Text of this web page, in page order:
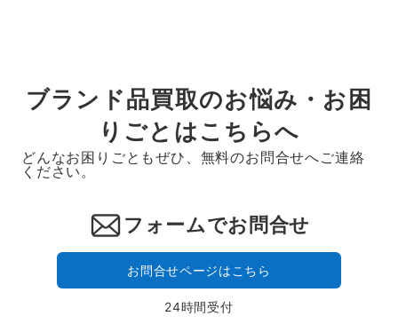
ブランド品買取のお悩み・お困
りごとはこちらへ
どんなお困りごともぜひ、無料のお問合せへご連絡
ください。
フォームでお問合せ
お問合せページはこちら
24時間受付